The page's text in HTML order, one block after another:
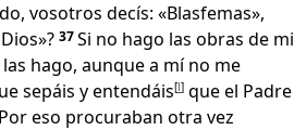
, vosotros decís: «Blasfemas»,
»? 37Si no hago las obras de mi
hago, aunque a mí no me
sepáis y entendáis[l] que el Padre
Por eso procuraban otra vez